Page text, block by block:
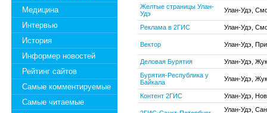
Медицина
Интервью
История
Информер новостей
Рейтинг сайтов
Самые комментируемые
Самые читаемые
Желтые страницы Улан-
Удэ
Улан-Удэ,
Реклама в 2ГИС Улан-Удэ,
Вектор Улан-Удэ,
Деловая Бурятия
Улан-Удэ,
Бурятия-Республика у
Байкала
Улан-Удэ,
Контент 2ГИС Улан-Удэ,
Улан-Удэ,